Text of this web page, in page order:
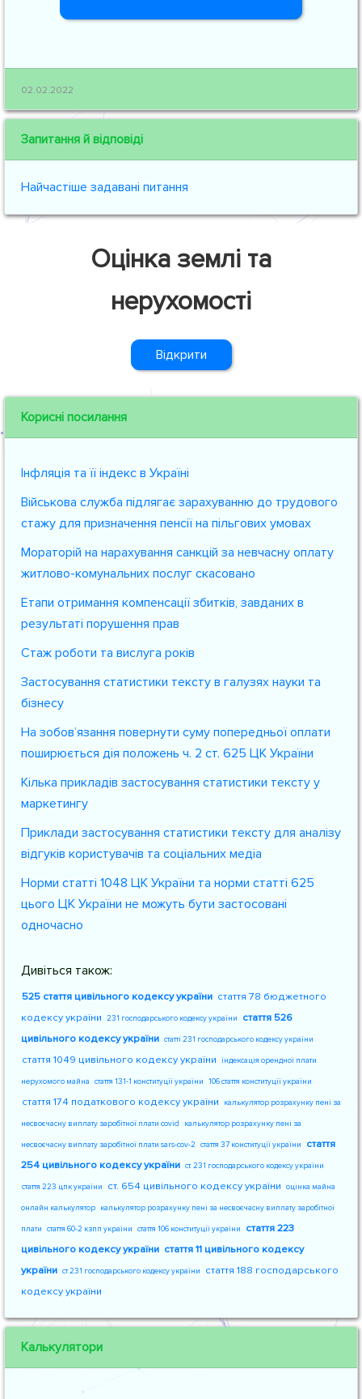
02.02.2022
Запитання й відповіді
Найчастіше задавані питання
Оцінка землі та
нерухомості
Відкрити
Корисні посилання
Інфляція та її індекс в Україні
Військова служба підлягає зарахуванню до трудового
стажу для призначення пенсії на пільгових умовах
Мораторій на нарахування санкцій за невчасну оплату
житлово-комунальних послуг скасовано
Етапи отримання компенсації збитків, завданих в
результаті порушення прав
Стаж роботи та вислуга років
Застосування статистики тексту в галузях науки та
бізнесу
На зобов’язання повернути суму попередньої оплати
поширюється дія положень ч. 2 ст. 625 ЦК України
Кілька прикладів застосування статистики тексту у
маркетингу
Приклади застосування статистики тексту для аналізу
відгуків користувачів та соціальних медіа
Норми статті 1048 ЦК України та норми статті 625
цього ЦК України не можуть бути застосовані
одночасно
Дивіться також:
525 стаття цивільного кодексу україни стаття 78 бюджетного
кодексу україни 231 господарського кодексу україни
стаття 526
цивільного кодексу україни статті 231 господарського кодексу україни
стаття 1049 цивільного кодексу україни індексація орендної плати
нерухомого майна стаття 131-1 конституції україни 106 стаття конституції україни
стаття 174 податкового кодексу україни калькулятор розрахунку пені за
несвоєчасну виплату заробітної плати covid калькулятор розрахунку пені за
несвоєчасну виплату заробітної плати sars-cov-2 стаття 37 конституції україни
стаття
254 цивільного кодексу україни ст. 231 господарського кодексу україни
стаття 223 цпк україни ст. 654 цивільного кодексу україни оцінка майна
онлайн калькулятор калькулятор розрахунку пені за несвоєчасну виплату заробітної
плати стаття 60-2 кзпп україни стаття 106 конституції україни
стаття 223
цивільного кодексу україни стаття 11 цивільного кодексу
україни ст 231 господарського кодексу україни
стаття 188 господарського
кодексу україни
Калькулятори